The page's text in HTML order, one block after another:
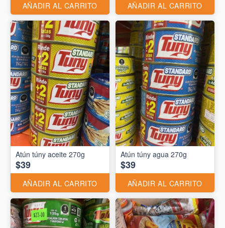
AÑADIR AL CARRITO AÑADIR AL CARRITO
Atún túny aceite 270g
$39
AÑADIR AL CARRITO
Atún túny agua 270g
$39
AÑADIR AL CARRITO